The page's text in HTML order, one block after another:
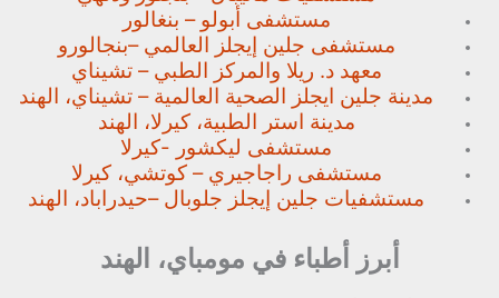
مستشفى أبولو – بنغالور
مستشفى جلين إيجلز العالمي –بنجالورو
معهد د. ريلا والمركز الطبي – تشيناي
مدينة جلين ايجلز الصحية العالمية – تشيناي، الهند
مدينة استر الطبية، كيرلا، الهند
مستشفى ليكشور -كيرلا
مستشفى راجاجيري – كوتشي، كيرلا
مستشفيات جلين إيجلز جلوبال –حيدراباد، الهند
أبرز أطباء في مومباي، الهند